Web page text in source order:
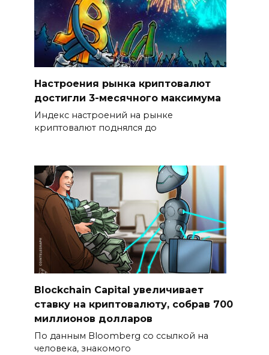
Настроения рынка криптовалют
достигли 3-месячного максимума
Индекс настроений на рынке
криптовалют поднялся до
Blockchain Capital увеличивает
ставку на криптовалюту, собрав 700
миллионов долларов
По данным Bloomberg со ссылкой на
человека, знакомого